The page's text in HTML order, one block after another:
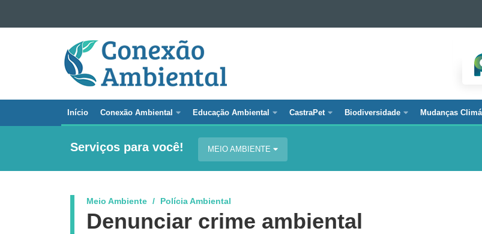
Ir para a navegação
Ir para a busca
CONEXÃO
AMBIENTAL
Navegação
principal
Início Conexão Ambiental Educação Ambiental CastraPet Biodiversidade Mudanças
Serviços para você! MEIO AMBIENTE
Meio Ambiente Polícia Ambiental
Denunciar crime ambiental